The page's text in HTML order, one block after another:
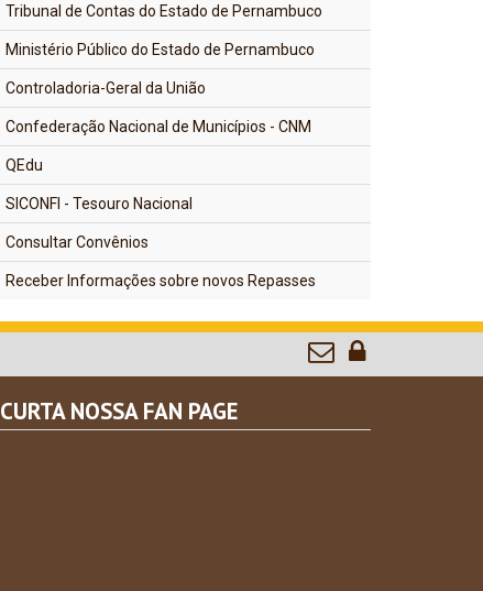
Tribunal de Contas do Estado de Pernambuco
Ministério Público do Estado de Pernambuco
Controladoria-Geral da União
Confederação Nacional de Municípios - CNM
QEdu
SICONFI - Tesouro Nacional
Consultar Convênios
Receber Informações sobre novos Repasses
CURTA NOSSA FAN PAGE